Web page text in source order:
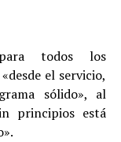
todos los
el servicio,
sólido», al
principios está